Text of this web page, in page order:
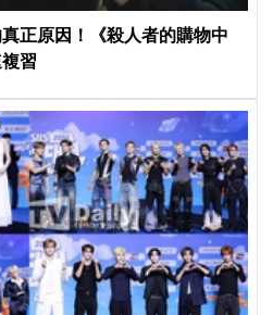
正原因！《殺人者的購物中
習